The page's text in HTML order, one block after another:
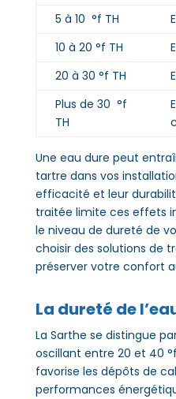
5 à 10 °f TH
10 à 20 °f TH
20 à 30 °f TH
Plus de 30 °f
TH
Une eau dure peut
tartre dans vos
efficacité et leur
traitée limite ces effets
le niveau de dureté de
choisir des solutions de
préserver votre confort
La dureté de
La Sarthe se distingue
oscillant entre 20 et 40
favorise les dépôts de
performances